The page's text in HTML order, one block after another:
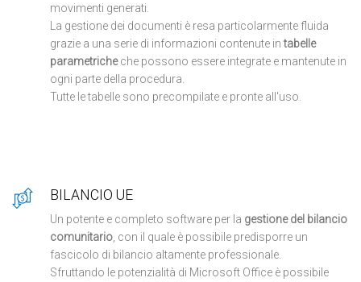
movimenti generati.
La gestione dei documenti è resa particolarmente fluida
grazie a una serie di informazioni contenute intabelle
parametricheche possono essere integrate e mantenute in
ogni parte della procedura.
Tutte le tabelle sono precompilate e pronte all'uso.
BILANCIO UE
Un potente e completo software per la gestione del bilancio
comunitario , con il quale è possibile predisporre un
fascicolo di bilancio altamente professionale.
Sfruttando le potenzialità di Microsoft Office è possibile